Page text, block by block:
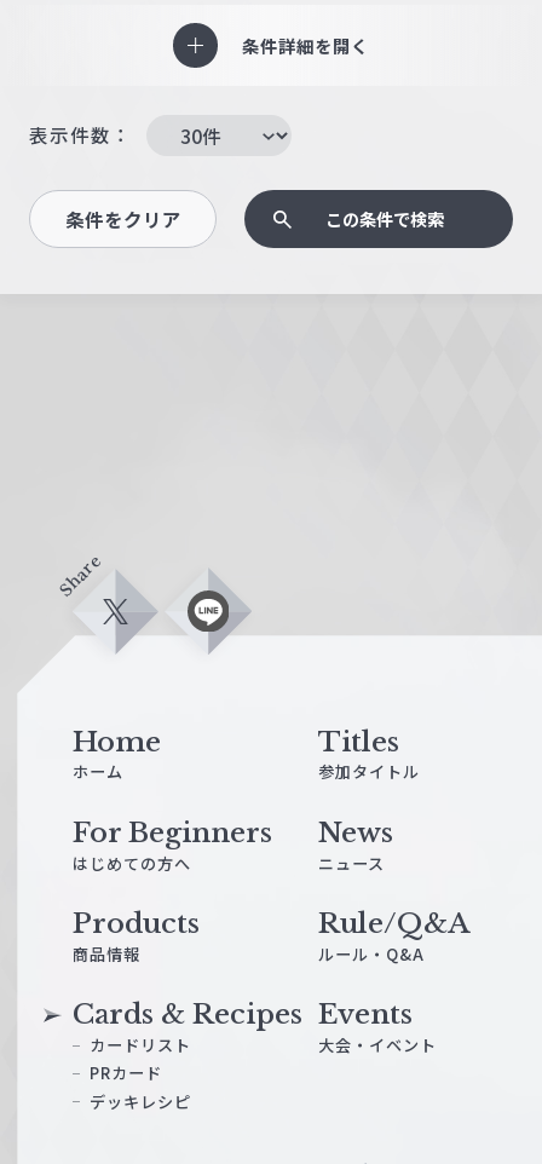
条件詳細を開く
表示件数：
条件をクリア この条件で検索
Share
X L
Home
ホーム
Titles
参加タイトル
For Beginners
はじめての方へ
News
ニュース
Products
商品情報
Cards & Recipes
カードリスト
PRカード
デッキレシピ
Events
大会・イベント
Rule/Q&A
ルール・Q&A